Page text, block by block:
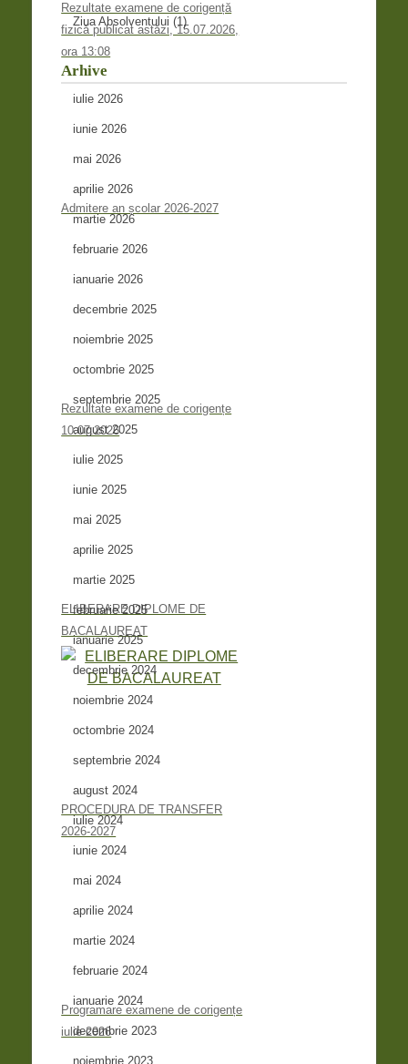
Rezultate examene de corigență
fizică publicat astăzi, 15.07.2026,
ora 13:08
Admitere an școlar 2026-2027
Rezultate examene de corigențe
10.07.2026
ELIBERARE DIPLOME DE
BACALAUREAT
PROCEDURA DE TRANSFER
2026-2027
Programare examene de corigențe
iulie 2026
Ziua Absolventului (1)
Arhive
iulie 2026
iunie 2026
mai 2026
aprilie 2026
martie 2026
februarie 2026
ianuarie 2026
decembrie 2025
noiembrie 2025
octombrie 2025
septembrie 2025
august 2025
iulie 2025
iunie 2025
mai 2025
aprilie 2025
martie 2025
februarie 2025
ianuarie 2025
decembrie 2024
noiembrie 2024
octombrie 2024
septembrie 2024
august 2024
iulie 2024
iunie 2024
mai 2024
aprilie 2024
martie 2024
februarie 2024
ianuarie 2024
decembrie 2023
noiembrie 2023